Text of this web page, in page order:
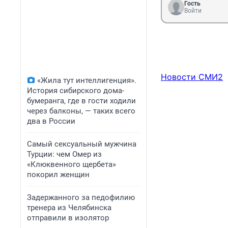
«Жила тут интеллигенция».
История сибирского дома-
бумеранга, где в гости ходили
через балконы, — таких всего
два в России
Самый сексуальный мужчина
Турции: чем Омер из
«Клюквенного щербета»
покорил женщин
Задержанного за педофилию
тренера из Челябинска
отправили в изолятор
Гость
Войти
Новости СМИ2